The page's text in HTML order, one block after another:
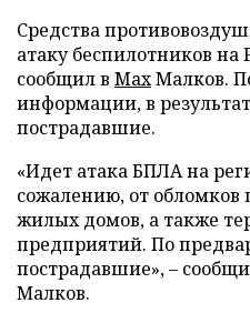
Средства
атаку беспилотников на
сообщил в MaxМалков.
информации, в
пострадавшие.
«Идет атака БПЛА на
сожалению, от обломков
жилых домов, а также
предприятий. По
пострадавшие», –
Малков.